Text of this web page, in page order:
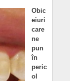
Obic
eiuri
care
ne
pun
în
peric
ol